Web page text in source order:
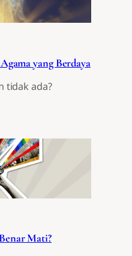
yang Berdaya
tidak ada?
Mati?